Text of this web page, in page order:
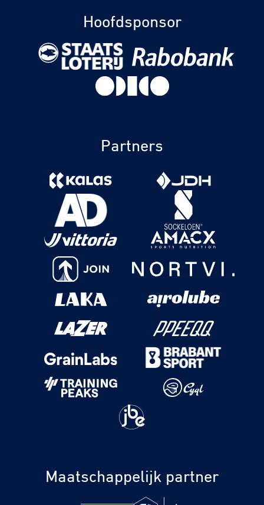
Hoofdsponsor
Partners
Maatschappelijk partner